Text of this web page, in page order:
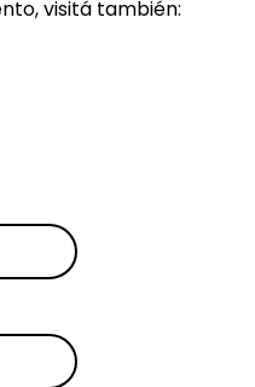
visitá también: